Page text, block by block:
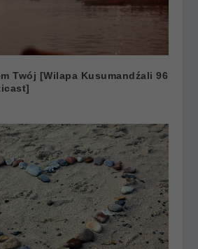
Twój [Wilapa Kusumandźali 96